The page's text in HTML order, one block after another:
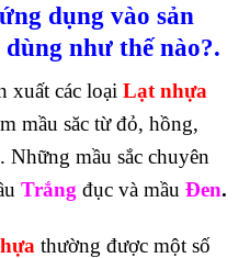
dụng vào sản
như thế nào?.
xuất các loại Lạt nhựa
mầu săc từ đỏ, hồng,
Những mầu sắc chuyên
Trắng đục và mầu Đen.
thường được một số